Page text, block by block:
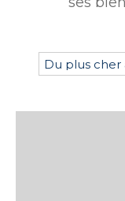
Du plus cher